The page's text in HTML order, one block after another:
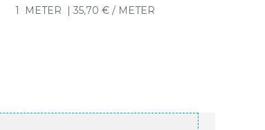
1 METER | 35,70 € / METER